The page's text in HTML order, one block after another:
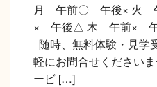
月 午前〇 午後× 火
× 午後△ 木 午前×
随時、無料体験・見
軽にお問合せください
ービ […]